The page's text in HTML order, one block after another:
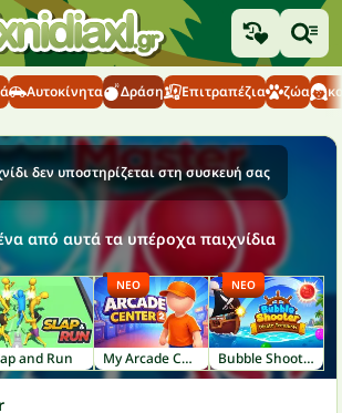
Αυτοκίνητα Δράση Επιτραπέζια ζώα
δεν υποστηρίζεται στη συσκευή σας
από αυτά τα υπέροχα παιχνίδια
and Run My Arcade Center 2
ΝΈΟ
Bubble Shooter: Pirate Treasures
ΝΈΟ